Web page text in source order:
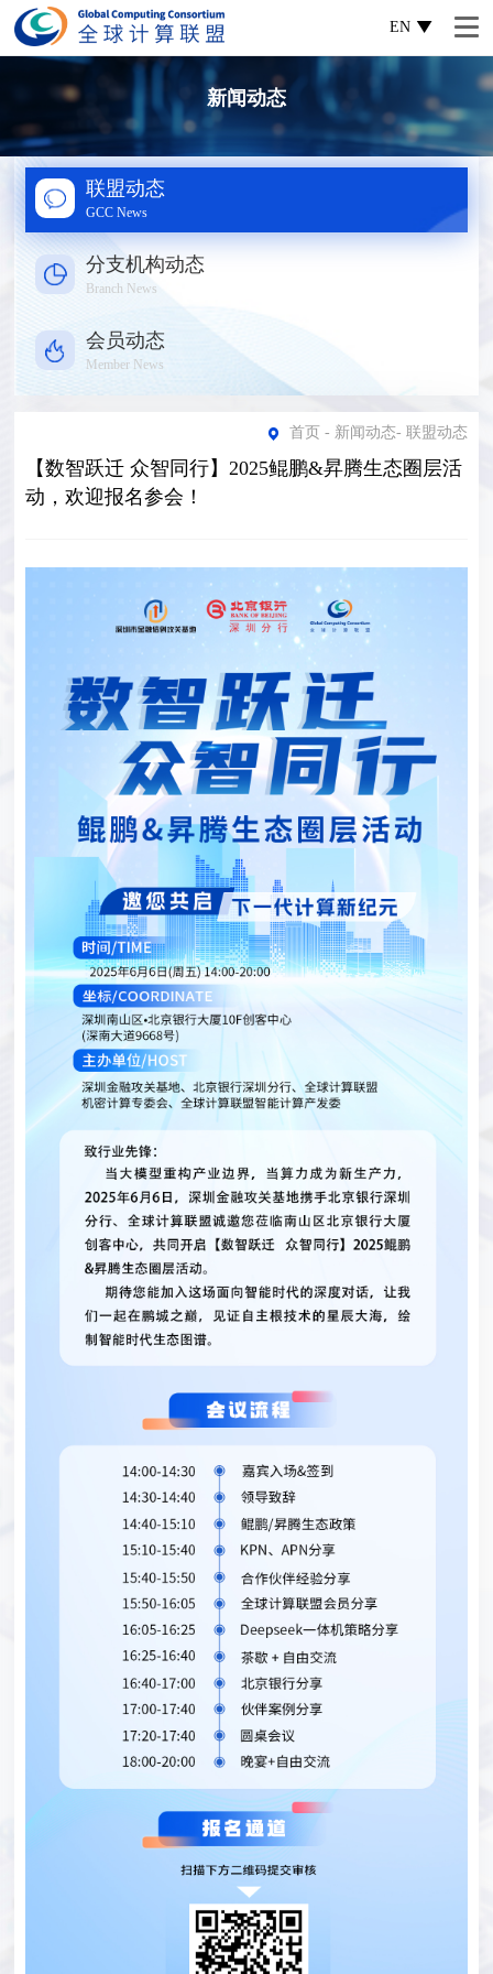
EN
新闻动态
联盟动态
GCC News
分支机构动态
Branch News
会员动态
Member News
首页 - 新闻动态- 联盟动态
【数智跃迁 众智同行】2025鲲鹏&昇腾生态圈层活
动，欢迎报名参会！